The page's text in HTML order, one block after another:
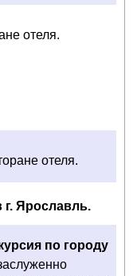
отеля.
отеля.
г. Ярославль.
по городу